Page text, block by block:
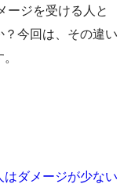
ージを受ける人と
今回は、その違い
ダメージが少ない